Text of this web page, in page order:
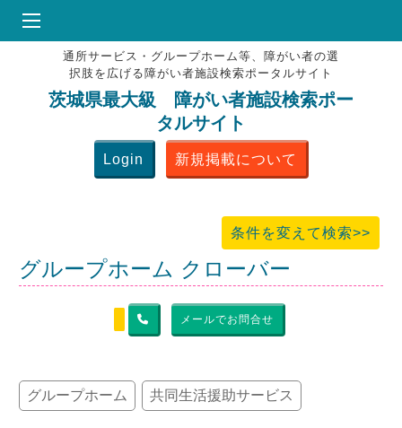
HOME
♥お気にりブックマーク
掲載会員MENU
よくある質問
通所サービス・グループホーム等、障がい者の選
択肢を広げる障がい者施設検索ポータルサイト
茨城県最大級 障がい者施設検索ポー
タルサイト
Login 新規掲載について
条件を変えて検索>>
グループホーム クローバー
メールでお問合せ
グループホーム 共同生活援助サービス